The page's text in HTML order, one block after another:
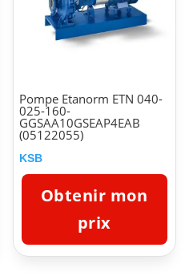
Pompe Etanorm ETN 040-
025-160-
GGSAA10GSEAP4EAB
(05122055)
KSB
Obtenir mon
prix